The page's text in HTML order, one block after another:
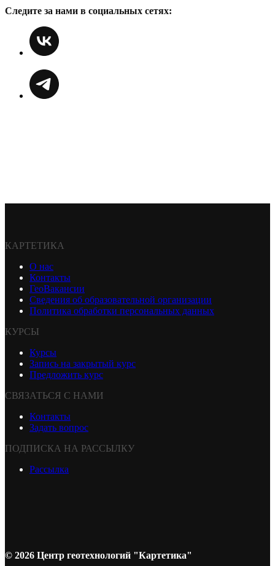
Следите за нами в социальных сетях:
КАРТЕТИКА
О нас
Контакты
ГеоВакансии
Сведения об образовательной организации
Политика обработки персональных данных
КУРСЫ
Курсы
Запись на закрытый курс
Предложить курс
СВЯЗАТЬСЯ С НАМИ
Контакты
Задать вопрос
ПОДПИСКА НА РАССЫЛКУ
Рассылка
© 2026 Центр геотехнологий "Картетика"